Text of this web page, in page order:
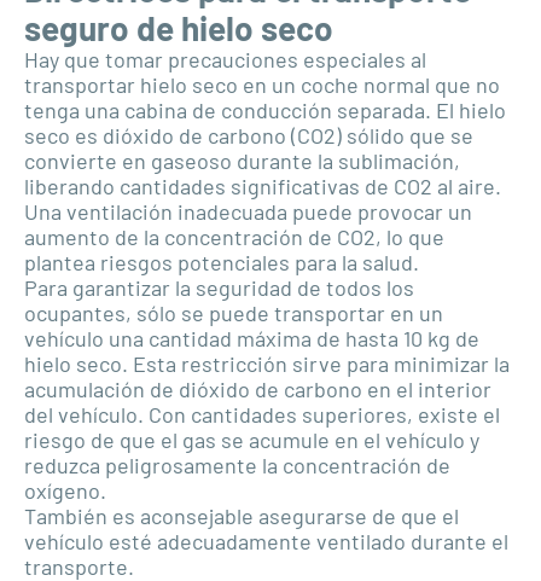
seguro de hielo seco
Hay que tomar precauciones especiales al
transportar hielo seco en un coche normal que no
tenga una cabina de conducción separada. El hielo
seco es dióxido de carbono (CO2) sólido que se
convierte en gaseoso durante la sublimación,
liberando cantidades significativas de CO2 al aire.
Una ventilación inadecuada puede provocar un
aumento de la concentración de CO2, lo que
plantea riesgos potenciales para la salud.
Para garantizar la seguridad de todos los
ocupantes, sólo se puede transportar en un
vehículo una cantidad máxima de hasta 10 kg de
hielo seco. Esta restricción sirve para minimizar la
acumulación de dióxido de carbono en el interior
del vehículo. Con cantidades superiores, existe el
riesgo de que el gas se acumule en el vehículo y
reduzca peligrosamente la concentración de
oxígeno.
También es aconsejable asegurarse de que el
vehículo esté adecuadamente ventilado durante el
transporte.